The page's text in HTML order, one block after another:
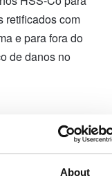
About
retificados com
e para fora do
de danos no
disponível
profundos,